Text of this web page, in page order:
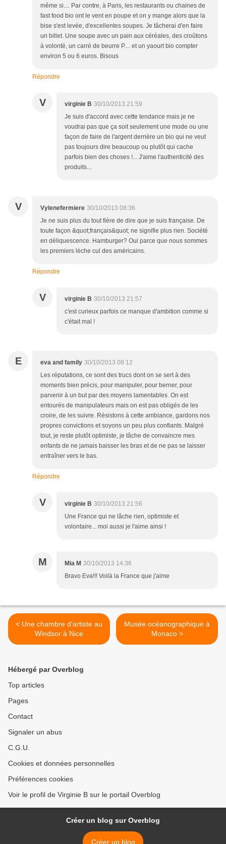
même si.... Par contre, à Paris, les restaurants ou chaines de
fast food bio ont le vent en poupe et on y mange alors que la
bise s'est levée, d'excellentes soupes. Je tâcherai d'en faire
un billet. Une soupe avec un pain aux céréales, des croûtons
à volonté, un carré de beurre P.... et un yaourt bio compter
environ 5 ou 6 euros. Bisous
Répondre
V virginie B 30/10/2013 21:59
Je suis d'accord avec cette tendance mais je ne
voudrai pas que ça soit seulement une mode ou une
façon de faire de l'argent derrière un bio qui ne veut
pas toujours dire beaucoup ou plutôt qui cache
parfois bien des choses !... J'aime l'authenticité des
produits...
V Vylenefermiere 30/10/2013 08:36
Je ne suis plus du tout fière de dire que je suis française. De
toute façon &quot;français&quot; ne signifie plus rien. Société
en déliquescence. Hamburger? Oui parce que nous sommes
les premiers lèche cul des américains.
Répondre
V virginie B 30/10/2013 21:57
c'est curieux parfois ce manque d'ambition comme si
c'était mal !
E eva and family 30/10/2013 08:12
Les réputations, ce sont des trucs dont on se sert à des
moments bien précis, pour manipuler, pour berner, pour
parvenir à un but par des moyens lamentables. On est
entourés de manipulateurs mais on est pas obligés de les
croire, de les suivre. Résistons à cette ambiance, gardons nos
propres convictions et soyons un peu plus confiants. Malgré
tout, je reste plutôt optimiste, je tâche de convaincre mes
enfants de ne jamais baisser les bras et de ne pas se laisser
entraîner vers le bas.
Répondre
V virginie B 30/10/2013 21:56
Une France qui ne lâche rien, optimiste et
volontaire... moi aussi je l'aime ainsi !
M Mia M 30/10/2013 14:36
Bravo Eva!!! Voilà la France que j'aime
< Une chambre d'artiste au
Windsor à Nice
Musée océanographique à
Monaco >
Hébergé par Overblog
Top articles
Pages
Contact
Signaler un abus
C.G.U.
Cookies et données personnelles
Préférences cookies
Voir le profil de Virginie B sur le portail Overblog
Créer un blog sur Overblog
Créer un blog